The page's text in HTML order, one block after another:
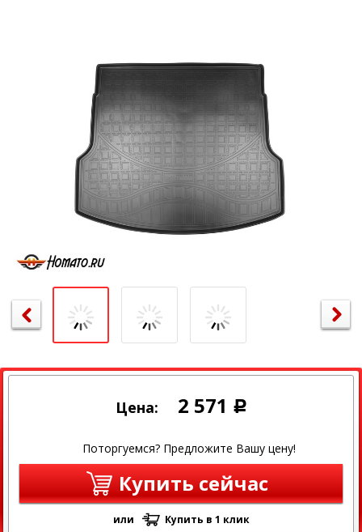
Цена: 2 571 Р
Поторгуемся? Предложите Вашу цену!
Купить сейчас
или Купить в 1 клик